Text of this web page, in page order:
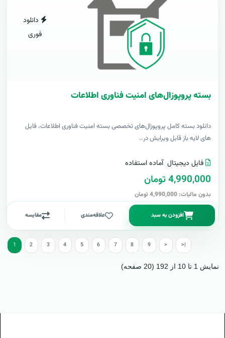
دانلود
فوری
بسته پروپوزال‌های امنیت فناوری اطلاعات
دانلود بسته کامل پروپوزال‌های تخصصی بسته امنیت فناوری اطلاعات، فایل
های لایه باز قابل ویرایش در..
فایل دیجیتال آماده استفاده
4,990,000 تومان
بدون مالیات: 4,990,000 تومان
افزودن به سبد علاقه‌مندی مقایسه
1 2 3 4 5 6 7 8 9 > >|
نمایش 1 تا 10 از 192 (20 صفحه)